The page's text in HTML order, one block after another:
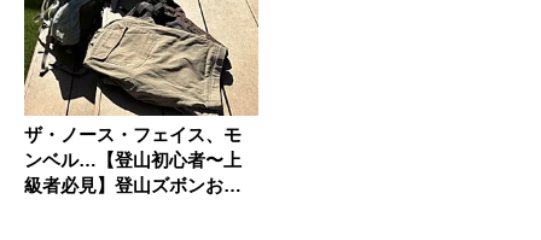
ザ・ノース・フェイス、モ
ンベル…【登山初心者〜上
級者必見】登山ズボンおす